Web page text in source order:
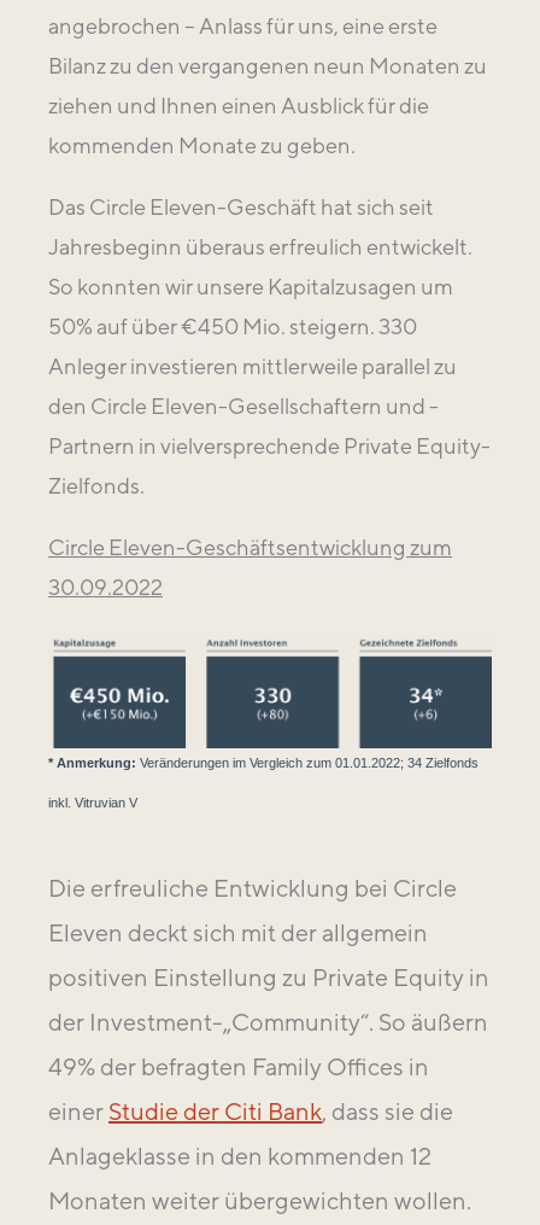
angebrochen – Anlass für uns, eine erste
Bilanz zu den vergangenen neun Monaten zu
ziehen und Ihnen einen Ausblick für die
kommenden Monate zu geben.
Das Circle Eleven-Geschäft hat sich seit
Jahresbeginn überaus erfreulich entwickelt.
So konnten wir unsere Kapitalzusagen um
50% auf über €450 Mio. steigern. 330
Anleger investieren mittlerweile parallel zu
den Circle Eleven-Gesellschaftern und -
Partnern in vielversprechende Private Equity-
Zielfonds.
Circle Eleven-Geschäftsentwicklung zum
30.09.2022
* Anmerkung: Veränderungen im Vergleich zum 01.01.2022; 34 Zielfonds
inkl. Vitruvian V
Die erfreuliche Entwicklung bei Circle
Eleven deckt sich mit der allgemein
positiven Einstellung zu Private Equity in
der Investment-„Community“. So äußern
49% der befragten Family Offices in
einer Studie der Citi Bank, dass sie die
Anlageklasse in den kommenden 12
Monaten weiter übergewichten wollen.